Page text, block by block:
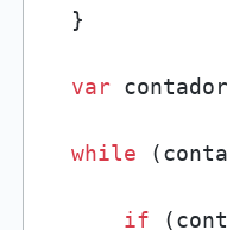
  }
var
while
if